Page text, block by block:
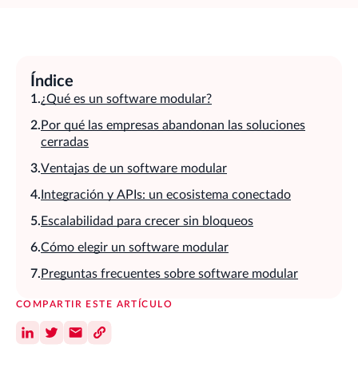
Índice
¿Qué es un software modular?
Por qué las empresas abandonan las soluciones
cerradas
Ventajas de un software modular
Integración y APIs: un ecosistema conectado
Escalabilidad para crecer sin bloqueos
Cómo elegir un software modular
Preguntas frecuentes sobre software modular
COMPARTIR ESTE ARTÍCULO